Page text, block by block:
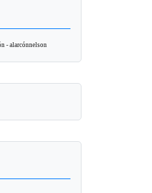
- alarcónnelson